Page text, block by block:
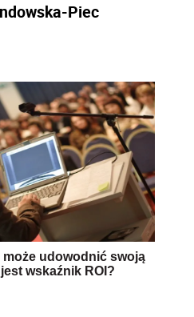
Piec
może udowodnić swoją
wskaźnik ROI?